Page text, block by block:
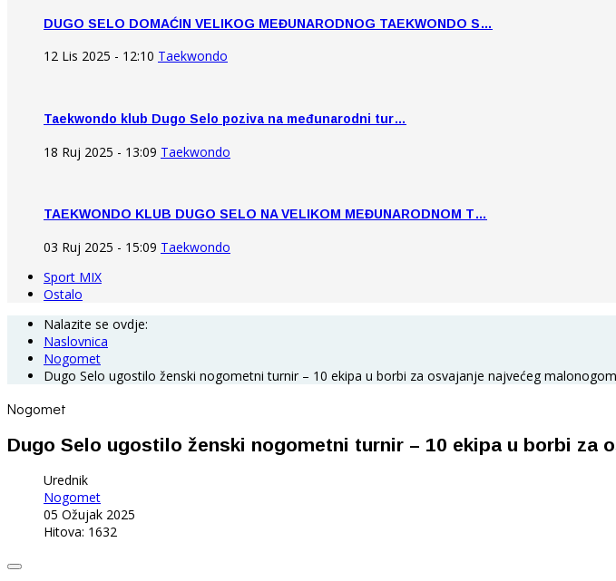
DUGO SELO DOMAĆIN VELIKOG MEĐUNARODNOG TAEKWONDO S…
12 Lis 2025 - 12:10 Taekwondo
Taekwondo klub Dugo Selo poziva na međunarodni tur…
18 Ruj 2025 - 13:09 Taekwondo
TAEKWONDO KLUB DUGO SELO NA VELIKOM MEĐUNARODNOM T…
03 Ruj 2025 - 15:09 Taekwondo
Sport MIX
Ostalo
Nalazite se ovdje:
Naslovnica
Nogomet
Dugo Selo ugostilo ženski nogometni turnir – 10 ekipa u borbi za osvajanje najvećeg
Nogomet
Dugo Selo ugostilo ženski nogometni turnir – 10 ekipa u borbi za
Urednik
Nogomet
05 Ožujak 2025
Hitova: 1632